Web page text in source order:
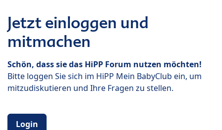
Jetzt einloggen und
mitmachen
Schön, dass sie das HiPP Forum nutzen möchten!
Bitte loggen Sie sich im HiPP Mein BabyClub ein, um
mitzudiskutieren und Ihre Fragen zu stellen.
Login